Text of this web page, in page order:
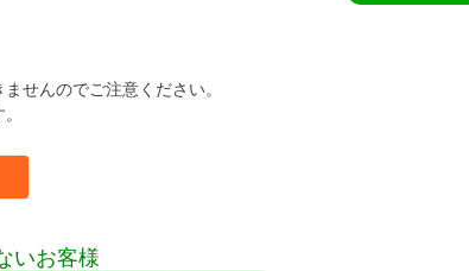
せんのでご注意ください。
いお客様